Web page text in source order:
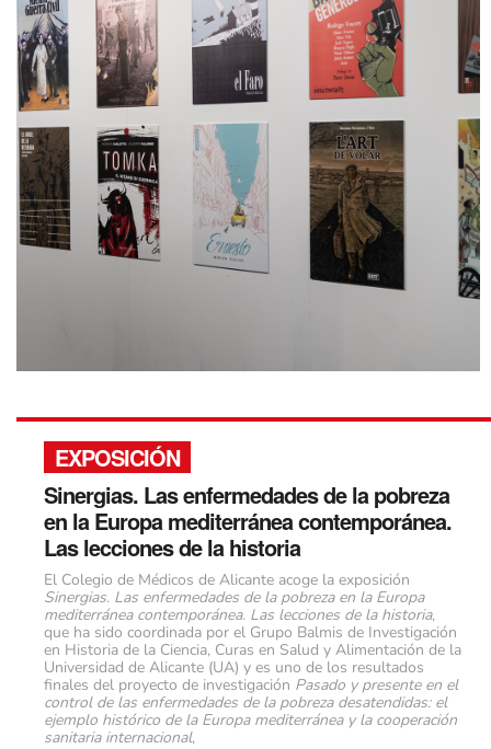
EXPOSICIÓN
Sinergias. Las enfermedades de la pobreza
en la Europa mediterránea contemporánea.
Las lecciones de la historia
El Colegio de Médicos de Alicante acoge la exposición
Sinergias. Las enfermedades de la pobreza en la Europa
mediterránea contemporánea. Las lecciones de la historia,
que ha sido coordinada por el Grupo Balmis de Investigación
en Historia de la Ciencia, Curas en Salud y Alimentación de la
Universidad de Alicante (UA) y es uno de los resultados
finales del proyecto de investigación Pasado y presente en el
control de las enfermedades de la pobreza desatendidas: el
ejemplo histórico de la Europa mediterránea y la cooperación
sanitaria internacional,